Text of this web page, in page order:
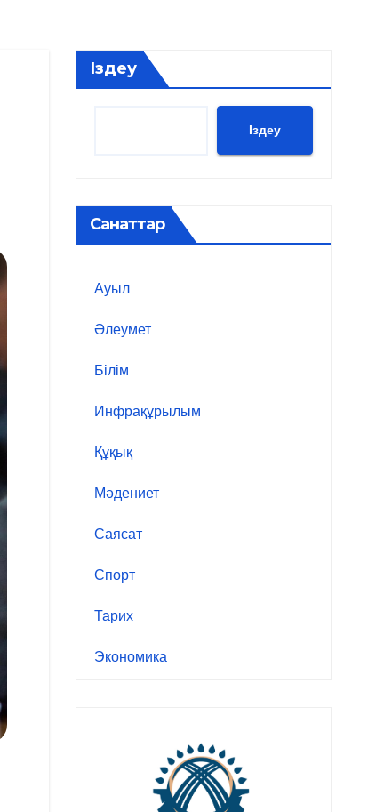
Іздеу
Іздеу
Санаттар
Ауыл
Әлеумет
Білім
Инфрақұрылым
Құқық
Мәдениет
Саясат
Спорт
Тарих
Экономика